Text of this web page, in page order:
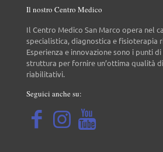
Il nostro Centro Medico
Il Centro Medico San Marco opera nel
specialistica, diagnostica e fisioterapia
Esperienza e innovazione sono i punti
struttura per fornire un’ottima qualità
riabilitativi.
Seguici anche su: